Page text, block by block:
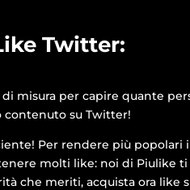
Twitter:
misura per capire quante
contenuto su Twitter!
Per rendere più popolari
molti like: noi di Piulike ti
che meriti, acquista ora like